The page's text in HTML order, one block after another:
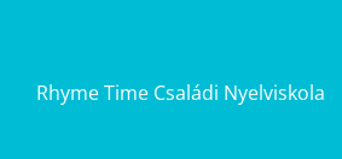
Rhyme Time Családi Nyelviskola